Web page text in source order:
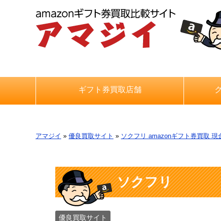
ギフト券買取店舗
アマジイ » 優良買取サイト » ソクフリ amazonギフト券買取 現
ソクフリ
優良買取サイト